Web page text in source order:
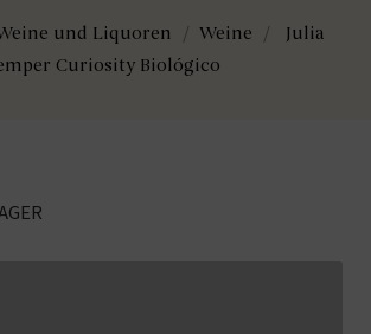
und Liquoren Weine
Julia
Curiosity Biológico